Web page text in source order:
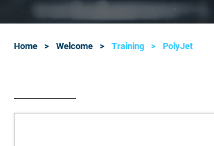
Home Welcome Training PolyJet